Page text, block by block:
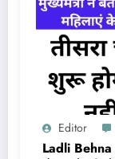
Editor
Ladli Behna